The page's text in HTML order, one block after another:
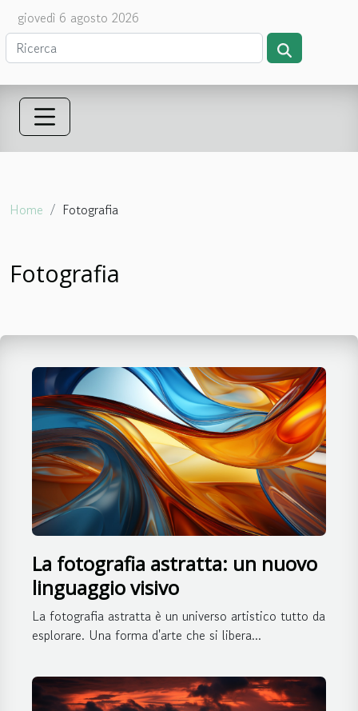
giovedì 6 agosto 2026
Home Fotografia
Fotografia
La fotografia astratta: un nuovo
linguaggio visivo
La fotografia astratta è un universo artistico tutto da
esplorare. Una forma d'arte che si libera...